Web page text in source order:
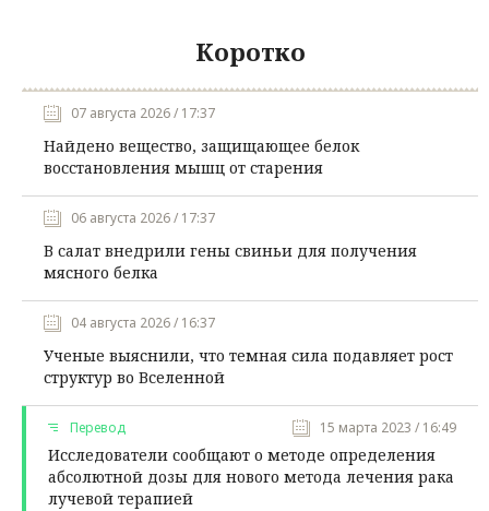
Коротко
07 августа 2026 / 17:37
Найдено вещество, защищающее белок
восстановления мышц от старения
06 августа 2026 / 17:37
В салат внедрили гены свиньи для получения
мясного белка
04 августа 2026 / 16:37
Ученые выяснили, что темная сила подавляет рост
структур во Вселенной
Перевод 15 марта 2023 / 16:49
Исследователи сообщают о методе определения
абсолютной дозы для нового метода лечения рака
лучевой терапией